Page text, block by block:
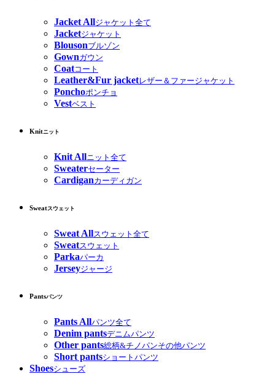
Jacket Allジャケット全て
Jacketジャケット
Blousonブルゾン
Gownガウン
Coatコート
Leather&Fur jacketレザー＆ファージャケット
Ponchoポンチョ
Vestベスト
Knitニット
Knit Allニット全て
Sweaterセーター
Cardiganカーディガン
Sweatスウェット
Sweat Allスウェット全て
Sweatスウェット
Parkaパーカ
Jerseyジャージ
Pantsパンツ
Pants Allパンツ全て
Denim pantsデニムパンツ
Other pants総柄&チノパンその他パンツ
Short pantsショートパンツ
Shoesシューズ